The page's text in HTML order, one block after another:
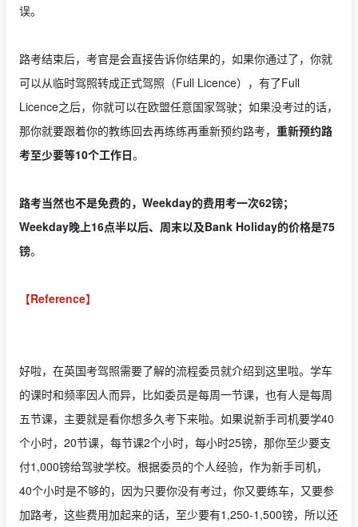
误。
路考结束后，考官是会直接告诉你结果的，如果你通过了，你就
可以从临时驾照转成正式驾照（Full Licence），有了Full
Licence之后，你就可以在欧盟任意国家驾驶；如果没考过的话，
那你就要跟着你的教练回去再练练再重新预约路考， 重新预约路
考至少要等10个工作日。
路考当然也不是免费的，Weekday的费用考一次62镑；
Weekday晚上16点半以后、周末以及Bank Holiday的价格是75
镑。
【Reference】
好啦，在英国考驾照需要了解的流程委员就介绍到这里啦。学车
的课时和频率因人而异，比如委员是每周一节课，也有人是每周
五节课，主要就是看你想多久考下来啦。如果说新手司机要学40
个小时，20节课，每节课2个小时，每小时25镑，那你至少要支
付1,000镑给驾驶学校。根据委员的个人经验，作为新手司机，
40个小时是不够的，因为只要你没有考过，你又要练车，又要参
加路考，这些费用加起来的话，至少要有1,250-1,500镑，所以还